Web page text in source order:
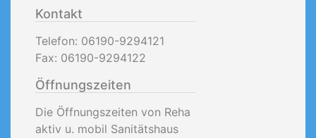
Kontakt
Telefon: 06190-9294121
Fax: 06190-9294122
Öffnungszeiten
Die Öffnungszeiten von Reha
aktiv u. mobil Sanitätshaus